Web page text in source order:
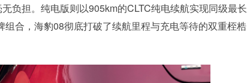
负担。纯电版则以905km的CLTC纯电续航实现同级最
组合，海豹08彻底打破了续航里程与充电等待的双重桎